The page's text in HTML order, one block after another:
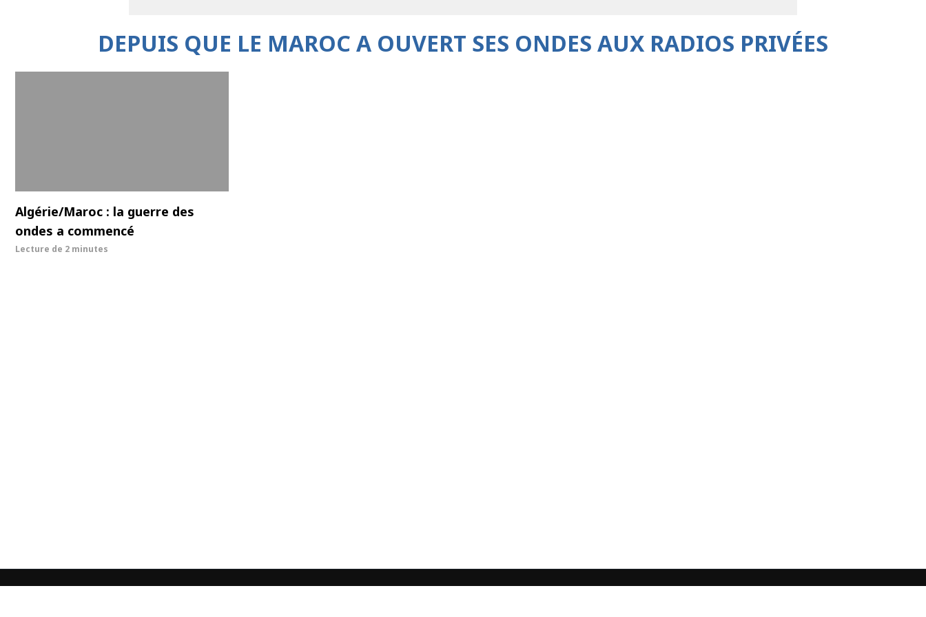
DEPUIS QUE LE MAROC A OUVERT SES ONDES AUX RADIOS PRIVÉES
Algérie/Maroc : la guerre des
ondes a commencé
Lecture de 2 minutes